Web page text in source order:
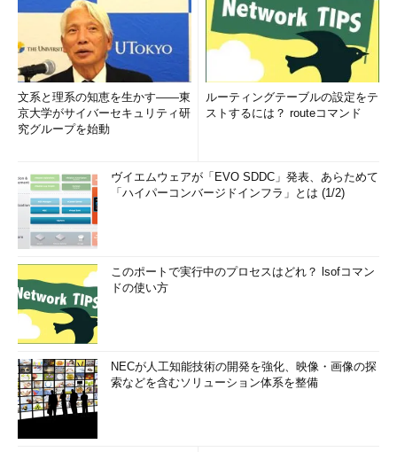
文系と理系の知恵を生かす――東
京大学がサイバーセキュリティ研
究グループを始動
ルーティングテーブルの設定をテ
ストするには？ routeコマンド
ヴイエムウェアが「EVO SDDC」発表、あらためて
「ハイパーコンバージドインフラ」とは (1/2)
このポートで実行中のプロセスはどれ？ lsofコマン
ドの使い方
NECが人工知能技術の開発を強化、映像・画像の探
索などを含むソリューション体系を整備